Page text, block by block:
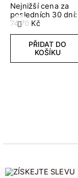
Předchozí
Nejnižší cena za
posledních 30 dní:
74.70 Kč
PŘIDAT DO
KOŠÍKU